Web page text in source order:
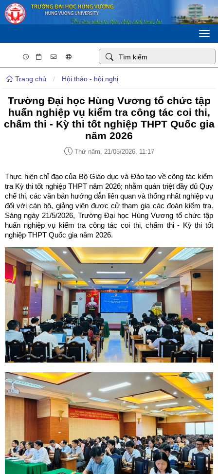
Trang chủ / Hội thảo - hội nghị
Trường Đại học Hùng Vương tổ chức tập
huấn nghiệp vụ kiểm tra công tác coi thi,
chấm thi - Kỳ thi tốt nghiệp THPT Quốc gia
năm 2026
Thứ năm, 21/05/2026, 11:17
Thực hiện chỉ đạo của Bộ Giáo dục và Đào tạo về công tác kiểm
tra Kỳ thi tốt nghiệp THPT năm 2026; nhằm quán triệt đầy đủ Quy
chế thi, các văn bản hướng dẫn liên quan và thống nhất nghiệp vụ
đối với cán bộ, giảng viên được cử tham gia các đoàn kiểm tra.
Sáng ngày 21/5/2026, Trường Đại học Hùng Vương tổ chức tập
huấn nghiệp vụ kiểm tra công tác coi thi, chấm thi - Kỳ thi tốt
nghiệp THPT Quốc gia năm 2026.